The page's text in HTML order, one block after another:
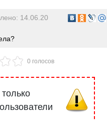
14.06.20
0 голосов